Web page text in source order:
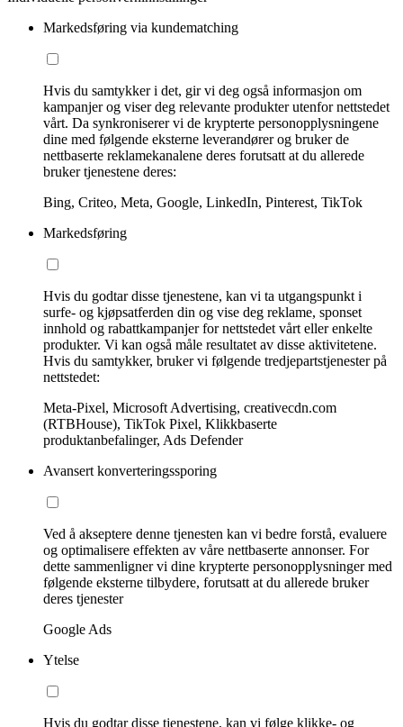
Markedsføring via kundematching
Hvis du samtykker i det, gir vi deg også informasjon om
kampanjer og viser deg relevante produkter utenfor nettstedet
vårt. Da synkroniserer vi de krypterte personopplysningene
dine med følgende eksterne leverandører og bruker de
nettbaserte reklamekanalene deres forutsatt at du allerede
bruker tjenestene deres:
Bing, Criteo, Meta, Google, LinkedIn, Pinterest, TikTok
Markedsføring
Hvis du godtar disse tjenestene, kan vi ta utgangspunkt i
surfe- og kjøpsatferden din og vise deg reklame, sponset
innhold og rabattkampanjer for nettstedet vårt eller enkelte
produkter. Vi kan også måle resultatet av disse aktivitetene.
Hvis du samtykker, bruker vi følgende tredjepartstjenester på
nettstedet:
Meta-Pixel, Microsoft Advertising, creativecdn.com
(RTBHouse), TikTok Pixel, Klikkbaserte
produktanbefalinger, Ads Defender
Avansert konverteringssporing
Ved å akseptere denne tjenesten kan vi bedre forstå, evaluere
og optimalisere effekten av våre nettbaserte annonser. For
dette sammenligner vi dine krypterte personopplysninger med
følgende eksterne tilbydere, forutsatt at du allerede bruker
deres tjenester
Google Ads
Ytelse
Hvis du godtar disse tjenestene, kan vi følge klikke- og